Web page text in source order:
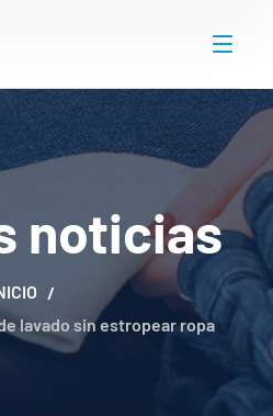
lavado sin estropear ropa
noticias